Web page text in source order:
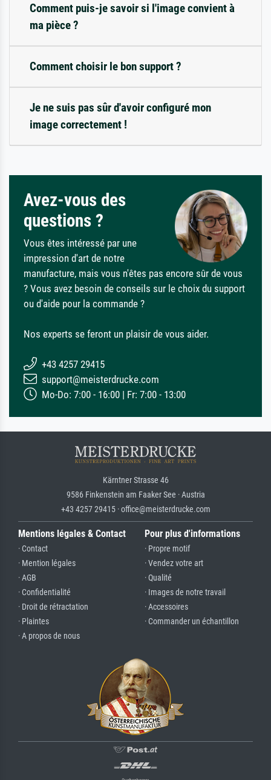
Comment puis-je savoir si l'image convient à
ma pièce ?
Comment choisir le bon support ?
Je ne suis pas sûr d'avoir configuré mon
image correctement !
Avez-vous des
questions ?
Vous êtes intéressé par une
impression d'art de notre
manufacture, mais vous n'êtes pas encore sûr de vous
? Vous avez besoin de conseils sur le choix du support
ou d'aide pour la commande ?
Nos experts se feront un plaisir de vous aider.
+43 4257 29415
support@meisterdrucke.com
Mo-Do: 7:00 - 16:00 | Fr: 7:00 - 13:00
Kärntner Strasse 46
9586 Finkenstein am Faaker See · Austria
+43 4257 29415 · office@meisterdrucke.com
Mentions légales & Contact
· Contact
· Mention légales
· AGB
· Confidentialité
· Droit de rétractation
· Plaintes
· A propos de nous
Pour plus d'informations
· Propre motif
· Vendez votre art
· Qualité
· Images de notre travail
· Accessoires
· Commander un échantillon